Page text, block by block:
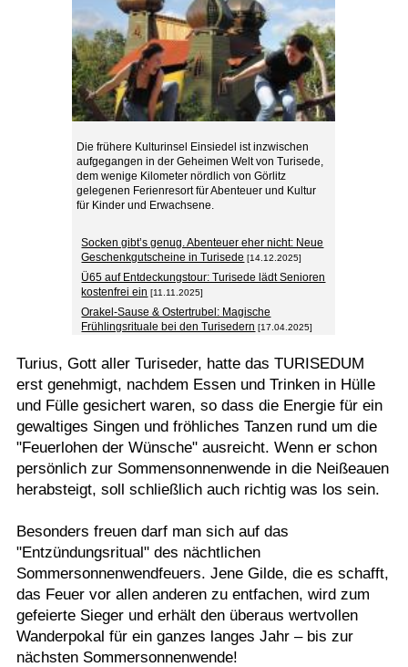
Die frühere Kulturinsel Einsiedel ist inzwischen
aufgegangen in der Geheimen Welt von Turisede,
dem wenige Kilometer nördlich von Görlitz
gelegenen Ferienresort für Abenteuer und Kultur
für Kinder und Erwachsene.
Socken gibt’s genug. Abenteuer eher nicht: Neue
Geschenkgutscheine in Turisede [14.12.2025]
Ü65 auf Entdeckungstour: Turisede lädt Senioren
kostenfrei ein [11.11.2025]
Orakel-Sause & Ostertrubel: Magische
Frühlingsrituale bei den Turisedern [17.04.2025]
Turius, Gott aller Turiseder, hatte das TURISEDUM
erst genehmigt, nachdem Essen und Trinken in Hülle
und Fülle gesichert waren, so dass die Energie für ein
gewaltiges Singen und fröhliches Tanzen rund um die
"Feuerlohen der Wünsche" ausreicht. Wenn er schon
persönlich zur Sommensonnenwende in die Neißeauen
herabsteigt, soll schließlich auch richtig was los sein.
Besonders freuen darf man sich auf das
"Entzündungsritual" des nächtlichen
Sommersonnenwendfeuers. Jene Gilde, die es schafft,
das Feuer vor allen anderen zu entfachen, wird zum
gefeierte Sieger und erhält den überaus wertvollen
Wanderpokal für ein ganzes langes Jahr – bis zur
nächsten Sommersonnenwende!